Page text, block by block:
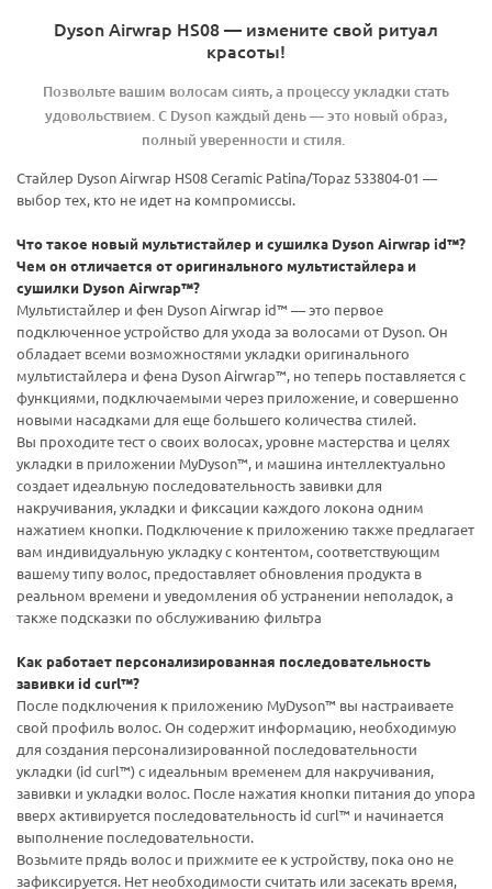
Dyson Airwrap HS08 — измените свой ритуал
красоты!
Позвольте вашим волосам сиять, а процессу укладки стать
удовольствием. С Dyson каждый день — это новый образ,
полный уверенности и стиля.
Стайлер Dyson Airwrap HS08 Ceramic Patina/Topaz 533804-01 —
выбор тех, кто не идет на компромиссы.
Что такое новый мультистайлер и сушилка Dyson Airwrap id™?
Чем он отличается от оригинального мультистайлера и
сушилки Dyson Airwrap™?
Мультистайлер и фен Dyson Airwrap id™ — это первое
подключенное устройство для ухода за волосами от Dyson. Он
обладает всеми возможностями укладки оригинального
мультистайлера и фена Dyson Airwrap™, но теперь поставляется с
функциями, подключаемыми через приложение, и совершенно
новыми насадками для еще большего количества стилей.
Вы проходите тест о своих волосах, уровне мастерства и целях
укладки в приложении MyDyson™, и машина интеллектуально
создает идеальную последовательность завивки для
накручивания, укладки и фиксации каждого локона одним
нажатием кнопки. Подключение к приложению также предлагает
вам индивидуальную укладку с контентом, соответствующим
вашему типу волос, предоставляет обновления продукта в
реальном времени и уведомления об устранении неполадок, а
также подсказки по обслуживанию фильтра
Как работает персонализированная последовательность
завивки id curl™?
После подключения к приложению MyDyson™ вы настраиваете
свой профиль волос. Он содержит информацию, необходимую
для создания персонализированной последовательности
укладки (id curl™) с идеальным временем для накручивания,
завивки и укладки волос. После нажатия кнопки питания до упора
вверх активируется последовательность id curl™ и начинается
выполнение последовательности.
Возьмите прядь волос и прижмите ее к устройству, пока оно не
зафиксируется. Нет необходимости считать или засекать время,